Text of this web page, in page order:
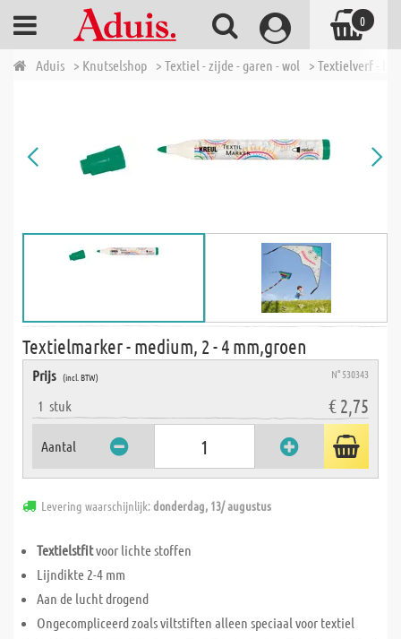
Aduis > Knutselshop > Textiel - zijde - garen - wol > Textielverf -
Textielmarker - medium, 2 - 4 mm,groen
Prijs (incl. BTW) N° 530343
1 stuk € 2,75
Aantal
Levering waarschijnlijk:donderdag, 13/ augustus
Textielstfitvoor lichte stoffen
Lijndikte 2-4 mm
Aan de lucht drogend
Ongecompliceerd zoals viltstiften alleen speciaal voor textiel
0